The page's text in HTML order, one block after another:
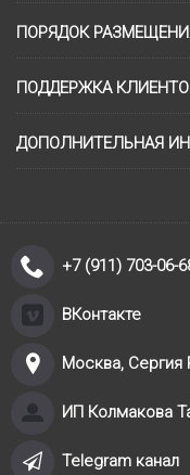
ПОРЯДОК
ПОДДЕРЖКА
ДОПОЛНИТЕЛЬНАЯ
+7 (911) 703-06-
ВКонтакте
Москва, Сергия
ИП Колмакова
Telegram канал